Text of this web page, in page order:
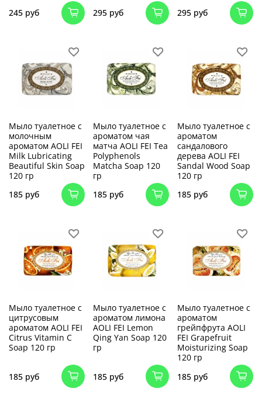
245 руб
295 руб 295 руб
Мыло туалетное с
молочным
ароматом AOLI FEI
Milk Lubricating
Beautiful Skin Soap
120 гр
185 руб
Мыло туалетное с
ароматом чая
матча AOLI FEI Tea
Polyphenols
Matcha Soap 120
гр
185 руб
Мыло туалетное с
ароматом
сандалового
дерева AOLI FEI
Sandal Wood Soap
120 гр
185 руб
Мыло туалетное с
цитрусовым
ароматом AOLI FEI
Citrus Vitamin C
Soap 120 гр
185 руб
Мыло туалетное с
ароматом лимона
AOLI FEI Lemon
Qing Yan Soap 120
гр
185 руб
Мыло туалетное с
ароматом
грейпфрута AOLI
FEI Grapefruit
Moisturizing Soap
120 гр
185 руб